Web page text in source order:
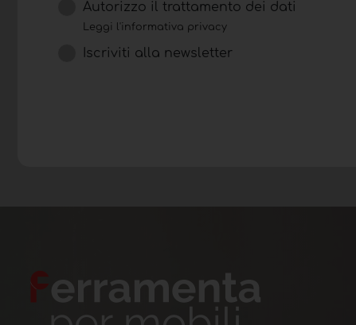
Autorizzo il trattamento dei dati
Leggi l'informativa privacy
Iscriviti alla newsletter